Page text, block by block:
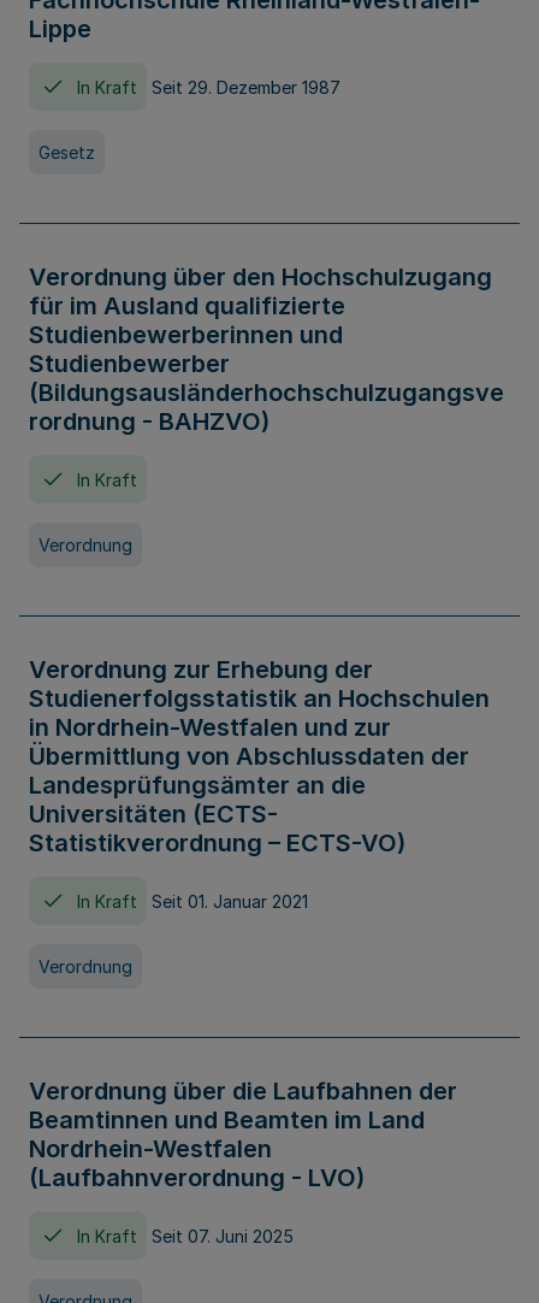
Lippe
In Kraft Seit 29. Dezember 1987
Gesetz
Verordnung über den Hochschulzugang
für im Ausland qualifizierte
Studienbewerberinnen und
Studienbewerber
(Bildungsausländerhochschulzugangsve
rordnung - BAHZVO)
In Kraft
Verordnung
Verordnung zur Erhebung der
Studienerfolgsstatistik an Hochschulen
in Nordrhein-Westfalen und zur
Übermittlung von Abschlussdaten der
Landesprüfungsämter an die
Universitäten (ECTS-
Statistikverordnung – ECTS-VO)
In Kraft Seit 01. Januar 2021
Verordnung
Verordnung über die Laufbahnen der
Beamtinnen und Beamten im Land
Nordrhein-Westfalen
(Laufbahnverordnung - LVO)
In Kraft Seit 07. Juni 2025